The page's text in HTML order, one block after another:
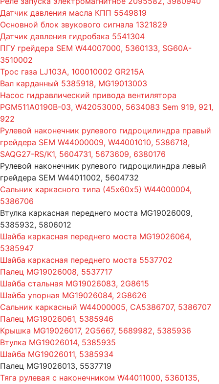
Датчик давления масла КПП 5549819
Основной блок звукового сигнала 1321829
Датчик давления гидробака 5541304
ПГУ грейдера SEM W44007000, 5360133, SG60A-
3510002
Трос газа LJ103A, 100010002 GR215A
Вал карданный 5385918, MG19013003
Насос гидравлический привода вентилятора
PGM511A0190B-03, W42053000, 5634083 Sem 919, 921,
922
Рулевой наконечник рулевого гидроцилиндра правый
грейдера SEM W44000009, W44001010, 5386718,
SAQG27-RS/K1, 5604731, 5673609, 6380176
Рулевой наконечник рулевого гидроцилиндра левый
грейдера SEM W44011002, 5604732
Сальник каркасного типа (45х60х5) W44000004,
5386706
Втулка каркасная переднего моста MG19026009,
5385932, 5806012
Шайба каркасная переднего моста MG19026064,
5385947
Шайба каркасная переднего моста 5537702
Палец MG19026008, 5537717
Шайба стальная MG19026083, 2G8615
Шайба упорная MG19026084, 2G8626
Сальник каркасный W44000005, CA5386707, 5386707
Палец MG19026061, 5385946
Крышка MG19026017, 2G5667, 5689982, 5385936
Втулка MG19026014, 5385935
Шайба MG19026011, 5385934
Палец MG19026013, 5537719
Тяга рулевая с наконечником W44011000, 5360135,